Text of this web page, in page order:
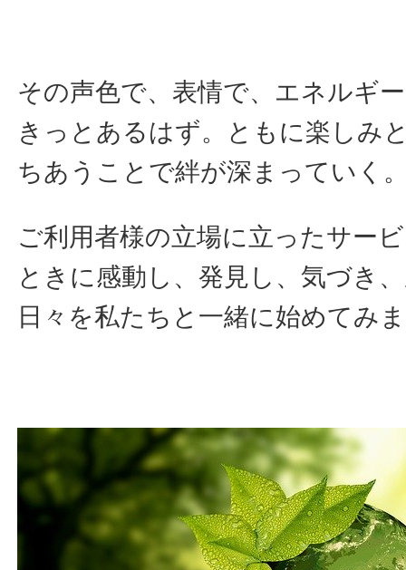
その声色で、表情で、エネルギ
きっとあるはず。ともに楽しみ
ちあうことで絆が深まっていく
ご利用者様の立場に立ったサー
ときに感動し、発見し、気づき
日々を私たちと一緒に始めてみ